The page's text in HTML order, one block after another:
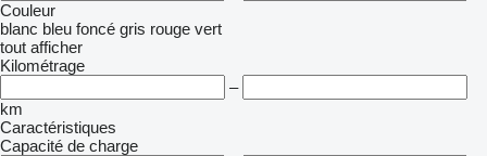
Couleur
blanc bleu foncé gris rouge vert
tout afficher
Kilométrage
–
km
Caractéristiques
Capacité de charge